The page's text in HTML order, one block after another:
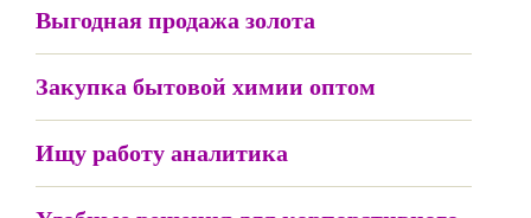
Выгодная продажа золота
Закупка бытовой химии оптом
Ищу работу аналитика